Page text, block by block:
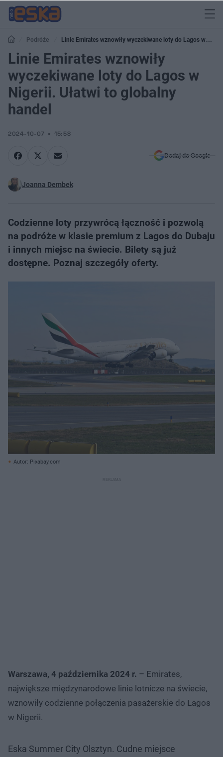
Podróże
Linie Emirates wznowiły wyczekiwane loty do Lagos w
Nigerii. Ułatwi to globalny handel
Linie Emirates wznowiły
wyczekiwane loty do Lagos w
Nigerii. Ułatwi to globalny
handel
2024-10-07 15:58
Dodaj do Google
Joanna Dembek
Codzienne loty przywrócą łączność i pozwolą
na podróże w klasie premium z Lagos do Dubaju
i innych miejsc na świecie. Bilety są już
dostępne. Poznaj szczegóły oferty.
Autor: Pixabay.com
Warszawa, 4 października 2024 r. – Emirates,
największe międzynarodowe linie lotnicze na świecie,
wznowiły codzienne połączenia pasażerskie do Lagos
w Nigerii.
Eska Summer City Olsztyn. Cudne miejsce